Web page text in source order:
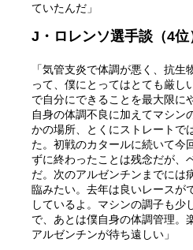
ていたんだ」
J・ロレンソ選手談（4位
「気管支炎で体調が悪く、抗
って、僕にとってはとても厳し
で自分にできることを最大限に
自身の体調不良に加えてマシン
かの場所、とくにストレートで
た。初戦のカタールに続いて今
ずに終わったことは残念だが、
だ。次のアルゼンチンまでには
臨みたい。去年は良いレースが
しているよ。マシンの調子も少
で、あとは僕自身の体調管理。
アルゼンチンが待ち遠しい」